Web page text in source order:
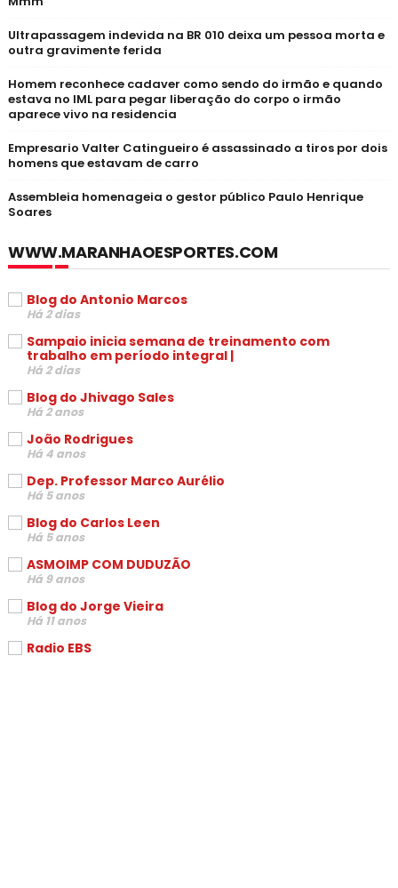
Ultrapassagem indevida na BR 010 deixa um pessoa morta e
outra gravimente ferida
Homem reconhece cadaver como sendo do irmão e quando
estava no IML para pegar liberação do corpo o irmão
aparece vivo na residencia
Empresario Valter Catingueiro é assassinado a tiros por dois
homens que estavam de carro
Assembleia homenageia o gestor público Paulo Henrique
Soares
WWW.MARANHAOESPORTES.COM
Blog do Antonio Marcos
Há 2 dias
Sampaio inicia semana de treinamento com
trabalho em período integral |
Há 2 dias
Blog do Jhivago Sales
Há 2 anos
João Rodrigues
Há 4 anos
Dep. Professor Marco Aurélio
Há 5 anos
Blog do Carlos Leen
Há 5 anos
ASMOIMP COM DUDUZÃO
Há 9 anos
Blog do Jorge Vieira
Há 11 anos
Radio EBS